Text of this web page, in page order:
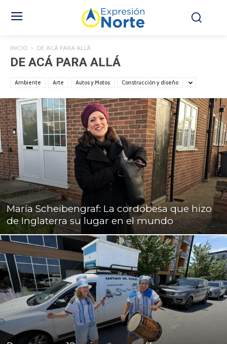
INICIO DE ACÁ PARA ALLÁ
DE ACÁ PARA ALLÁ
Ambiente Arte Autos y Motos Construcción y diseño
María Scheibengraf: La cordobesa que hizo
de Inglaterra su lugar en el mundo